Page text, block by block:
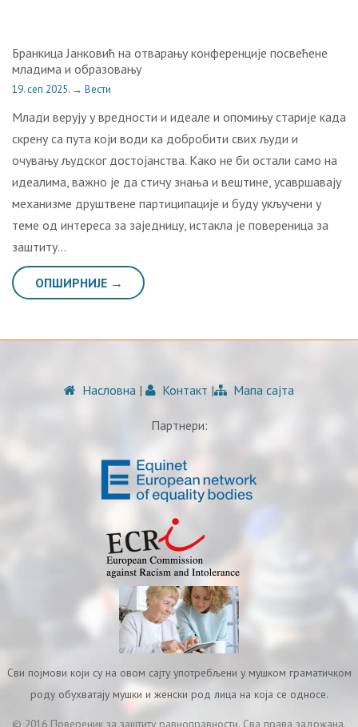
Бранкица Јанковић на отварању конференције посвећене
младима и образовању
19. сеп 2025. → Вести
Млади верују у вредности и идеале и опомињу старије када
скрену са пута који води ка добробити свих људи и
очувању људског достојанства. Како не би остали само на
идеалима, важно је да стичу знања и вештине, усавршавају
механизме друштвене партиципације и буду укључени у
теме од интереса за заједницу, истакла је повереница за
заштиту…
ОПШИРНИЈЕ →
Насловна | Контакт | Мапа сајта
Партнери:
Сви појмови који су на овом сајту употребљени у мушком граматичком
роду обухватају мушки и женски род лица на која се односе.
© 2016 Повереник за заштиту равноправности. Сва права задржана.